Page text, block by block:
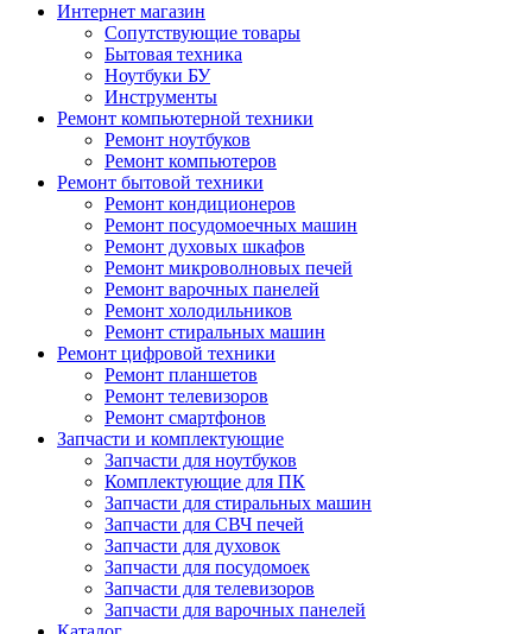
Интернет магазин
Сопутствующие товары
Бытовая техника
Ноутбуки БУ
Инструменты
Ремонт компьютерной техники
Ремонт ноутбуков
Ремонт компьютеров
Ремонт бытовой техники
Ремонт кондиционеров
Ремонт посудомоечных машин
Ремонт духовых шкафов
Ремонт микроволновых печей
Ремонт варочных панелей
Ремонт холодильников
Ремонт стиральных машин
Ремонт цифровой техники
Ремонт планшетов
Ремонт телевизоров
Ремонт смартфонов
Запчасти и комплектующие
Запчасти для ноутбуков
Комплектующие для ПК
Запчасти для стиральных машин
Запчасти для СВЧ печей
Запчасти для духовок
Запчасти для посудомоек
Запчасти для телевизоров
Запчасти для варочных панелей